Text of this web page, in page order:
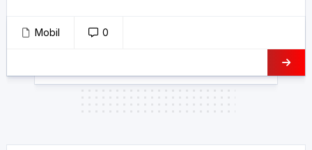
Mobil 0